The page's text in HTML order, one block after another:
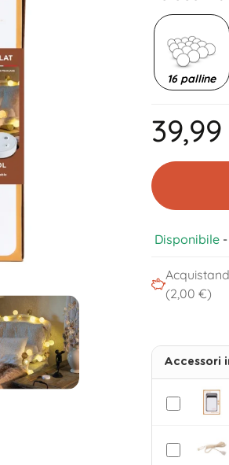
16 palline
Disponibile-
(2,00 €)
Accessori